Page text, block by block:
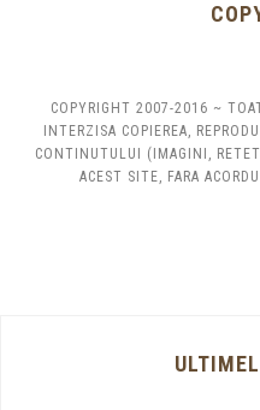
COPYRIGHT 2007-2016 ~
INTERZISA COPIEREA,
CONTINUTULUI (IMAGINI,
ACEST SITE, FARA